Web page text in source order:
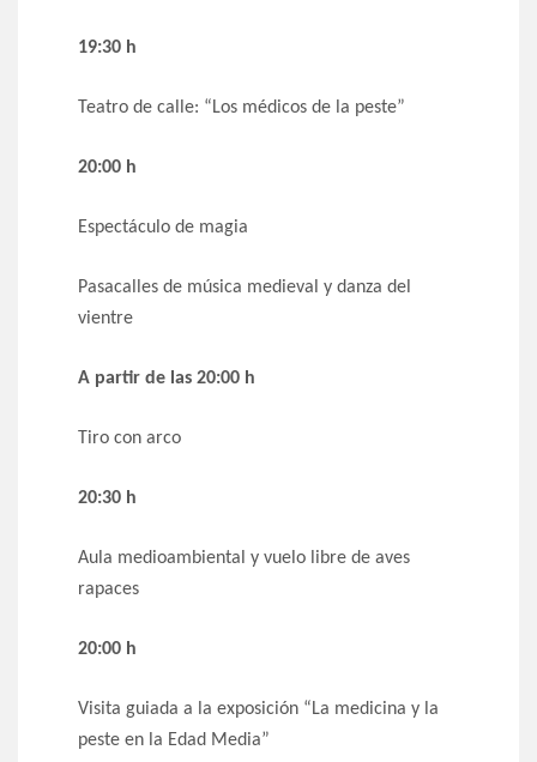
19:30 h
Teatro de calle: “Los médicos de la peste”
20:00 h
Espectáculo de magia
Pasacalles de música medieval y danza del
vientre
A partir de las 20:00 h
Tiro con arco
20:30 h
Aula medioambiental y vuelo libre de aves
rapaces
20:00 h
Visita guiada a la exposición “La medicina y la
peste en la Edad Media”